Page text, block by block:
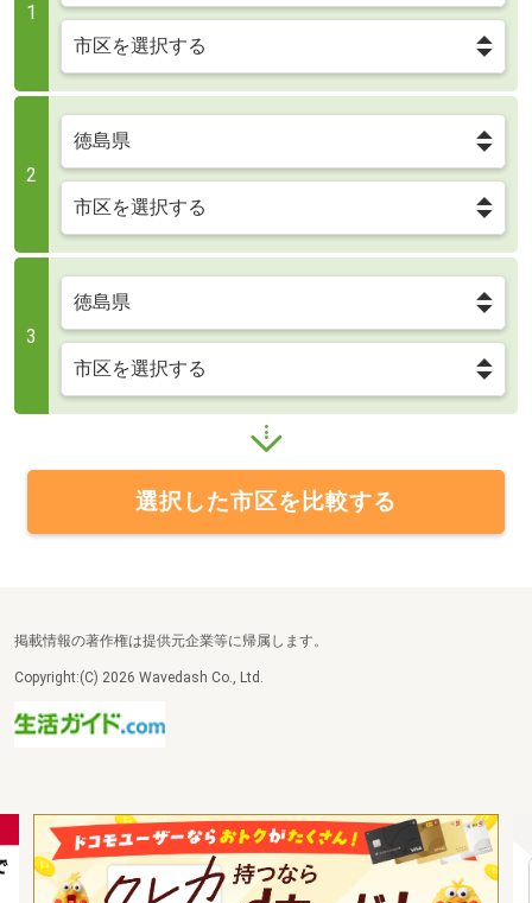
1
2
3
選択した市区を比較する
掲載情報の著作権は提供元企業等に帰属します。
Copyright:(C) 2026 Wavedash Co., Ltd.